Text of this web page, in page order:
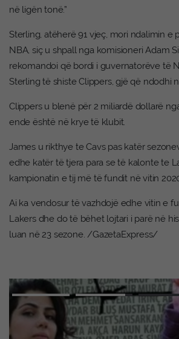
në ligën tonë.”
Sterling, atëherë 91 vjeç, mori ndalimin e
NBA, siç u shpall nga komisioneri Adam
rekomandoi që bordi i guvernatorëve të
Sterling të shiste Clippers, gjë që ndodhi
Clippers u blenë për 2 miliardë dollarë
ende është në krye të klubit.
James u rikthye te Cavs pas katër
edhe katër të tjera para se të kalonte te
kampionatin e tij më të fundit në vitin
Ai ka vendosur të vazhdojë edhe vitin e
Lakers dhe do të bëhet lojtari i parë në
luan në 23 sezone. /GazetaExpress/
Advertisement